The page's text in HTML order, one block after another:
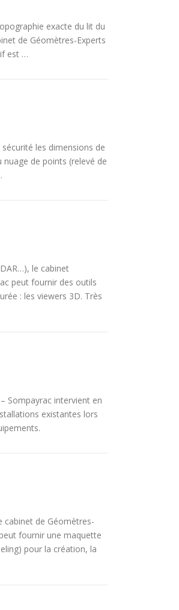
exacte du lit du
de Géomètres-Experts
est …
les dimensions de
de points (relevé de
le cabinet
peut fournir des outils
: les viewers 3D. Très
Sompayrac intervient en
existantes lors
cabinet de Géomètres-
fournir une maquette
pour la création, la